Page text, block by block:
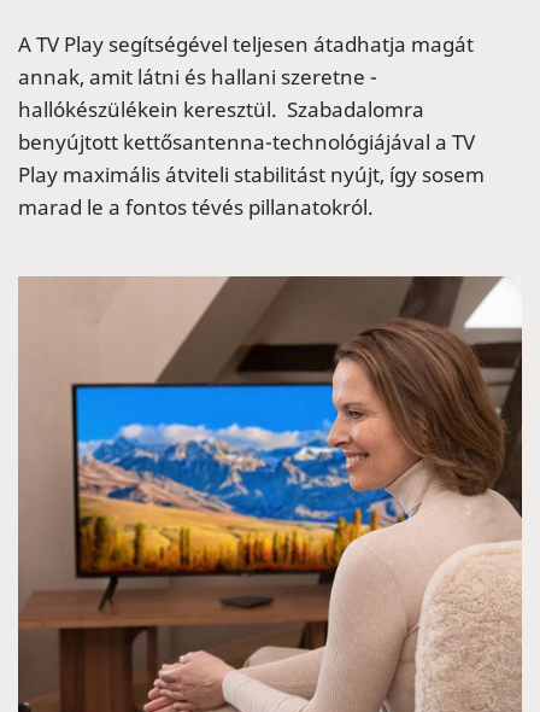
A TV Play segítségével teljesen átadhatja magát
annak, amit látni és hallani szeretne -
hallókészülékein keresztül. Szabadalomra
benyújtott kettősantenna-technológiájával a TV
Play maximális átviteli stabilitást nyújt, így sosem
marad le a fontos tévés pillanatokról.